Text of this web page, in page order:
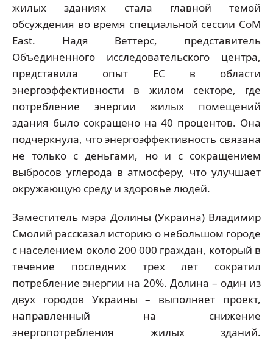
жилых зданиях стала главной темой
обсуждения во время специальной сессии CoM
East. Надя Веттерс, представитель
Объединенного исследовательского центра,
представила опыт ЕС в области
энергоэффективности в жилом секторе, где
потребление энергии жилых помещений
здания было сокращено на 40 процентов. Она
подчеркнула, что энергоэффективность связана
не только с деньгами, но и с сокращением
выбросов углерода в атмосферу, что улучшает
окружающую среду и здоровье людей.
Заместитель мэра Долины (Украина) Владимир
Смолий рассказал историю о небольшом городе
с населением около 200 000 граждан, который в
течение последних трех лет сократил
потребление энергии на 20%. Долина – один из
двух городов Украины – выполняет проект,
направленный на снижение
энергопотребления жилых зданий.